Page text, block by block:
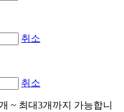
취소
취소
~ 최대3개까지 가능합니